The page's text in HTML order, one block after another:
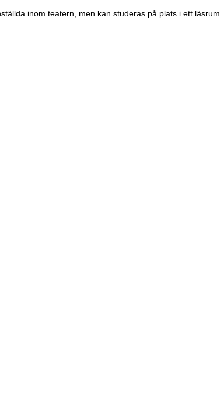
inom teatern, men kan studeras på plats i ett läsrum.